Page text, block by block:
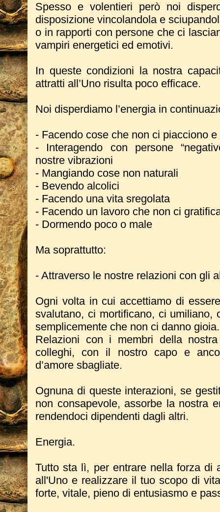
Spesso e volentieri però noi
disposizione vincolandola e
o in rapporti con persone che ci
vampiri energetici ed emotivi.
In queste condizioni la nostra
attratti all’Uno risulta poco efficace.
Noi disperdiamo l’energia in
- Facendo cose che non ci piacciono
- Interagendo con persone
nostre vibrazioni
- Mangiando cose non naturali
- Bevendo alcolici
- Facendo una vita sregolata
- Facendo un lavoro che non ci
- Dormendo poco o male
Ma soprattutto:
- Attraverso le nostre relazioni con gli
Ogni volta in cui accettiamo di
svalutano, ci mortificano, ci umiliano,
semplicemente che non ci danno gioia.
Relazioni con i membri della
colleghi, con il nostro capo e
d’amore sbagliate.
Ognuna di queste interazioni, se
non consapevole, assorbe la nostra
rendendoci dipendenti dagli altri.
Energia.
Tutto sta lì, per entrare nella forza di
all'Uno e realizzare il tuo scopo di
forte, vitale, pieno di entusiasmo e